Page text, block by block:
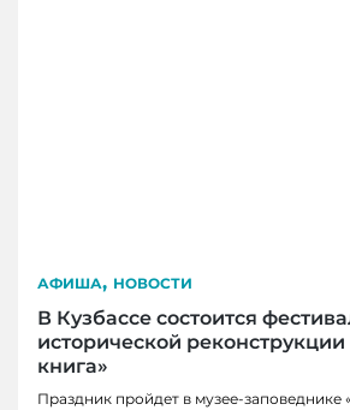
АФИША, НОВОСТИ
В Кузбассе состоится
исторической
книга»
Праздник пройдет в музее-заповеднике